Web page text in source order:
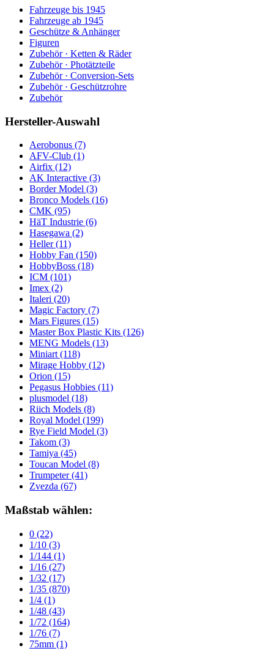
Fahrzeuge bis 1945
Fahrzeuge ab 1945
Geschütze & Anhänger
Figuren
Zubehör · Ketten & Räder
Zubehör · Photätzteile
Zubehör · Conversion-Sets
Zubehör · Geschützrohre
Zubehör
Hersteller-Auswahl
Aerobonus (7)
AFV-Club (1)
Airfix (12)
AK Interactive (3)
Border Model (3)
Bronco Models (16)
CMK (95)
HäT Industrie (6)
Hasegawa (2)
Heller(11)
Hobby Fan (150)
HobbyBoss (18)
ICM (101)
Imex (2)
Italeri (20)
Magic Factory (7)
Mars Figures (15)
Master Box Plastic Kits (126)
MENG Models (13)
Miniart (118)
Mirage Hobby (12)
Orion (15)
Pegasus Hobbies (11)
plusmodel (18)
Riich Models (8)
Royal Model (199)
Rye Field Model (3)
Takom (3)
Tamiya (45)
Toucan Model (8)
Trumpeter(41)
Zvezda (67)
Maßstab wählen:
0 (22)
1/10 (3)
1/144 (1)
1/16 (27)
1/32 (17)
1/35 (870)
1/4 (1)
1/48 (43)
1/72 (164)
1/76 (7)
75mm (1)